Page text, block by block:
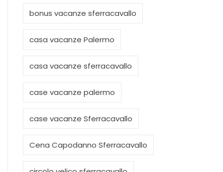
bonus vacanze sferracavallo
casa vacanze Palermo
casa vacanze sferracavallo
case vacanze palermo
case vacanze Sferracavallo
Cena Capodanno Sferracavallo